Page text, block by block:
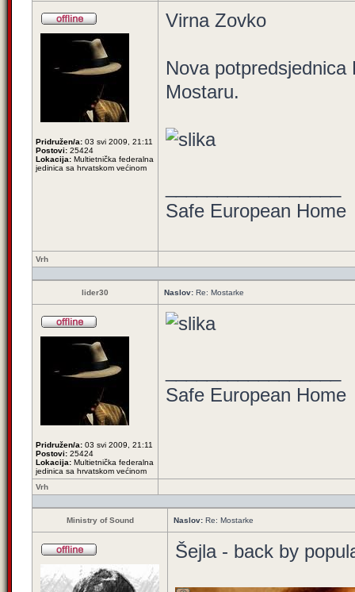
Pridružen/a: 03 svi 2009, 21:11
Postovi: 25424
Lokacija: Multietnička federalna
jedinica sa hrvatskom većinom
Virna Zovko
Nova
Mostaru.
Safe European Home
Vrh
lider30 Naslov: Re: Mostarke
Pridružen/a: 03 svi 2009, 21:11
Postovi: 25424
Lokacija: Multietnička federalna
jedinica sa hrvatskom većinom
Safe European Home
Vrh
Ministry of Sound Naslov: Re: Mostarke
Šejla - back by